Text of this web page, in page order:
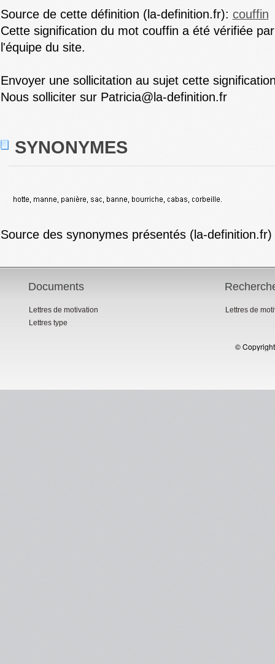
Source de cette définition (la-definition.fr): couffin
Cette signification du mot couffin a été vérifiée
l'équipe du site.
Envoyer une sollicitation au sujet cette
Nous solliciter sur Patricia@la-definition.fr
SYNONYMES
Source des synonymes présentés (la-
Documents
Lettres de motivation
Lettres type
Lettres de
©